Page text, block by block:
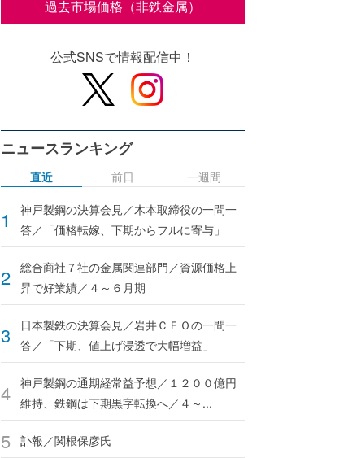
過去市場価格（非鉄金属）
公式SNSで情報配信中！
ニュースランキング
直近
神戸製鋼の決算会見／木本取締役の一問一
答／「価格転嫁、下期からフルに寄与」
総合商社７社の金属関連部門／資源価格上
昇で好業績／４～６月期
日本製鉄の決算会見／岩井ＣＦＯの一問一
答／「下期、値上げ浸透で大幅増益」
神戸製鋼の通期経常益予想／１２００億円
維持、鉄鋼は下期黒字転換へ／４～...
訃報／関根保彦氏
前日 一週間